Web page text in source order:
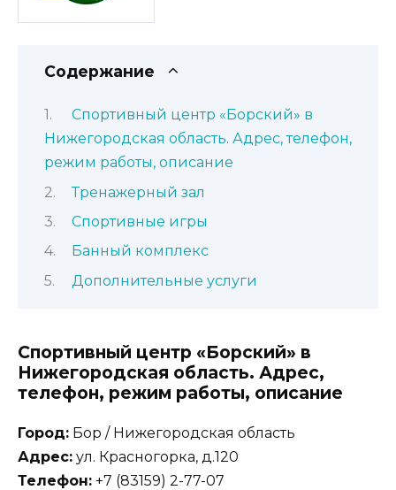
Содержание
Спортивный центр «Борский» в
Нижегородская область. Адрес, телефон,
режим работы, описание
Тренажерный зал
Спортивные игры
Банный комплекс
Дополнительные услуги
Спортивный центр «Борский» в
Нижегородская область. Адрес,
телефон, режим работы, описание
Город: Бор / Нижегородская область
Адрес: ул. Красногорка, д.120
Телефон: +7 (83159) 2-77-07